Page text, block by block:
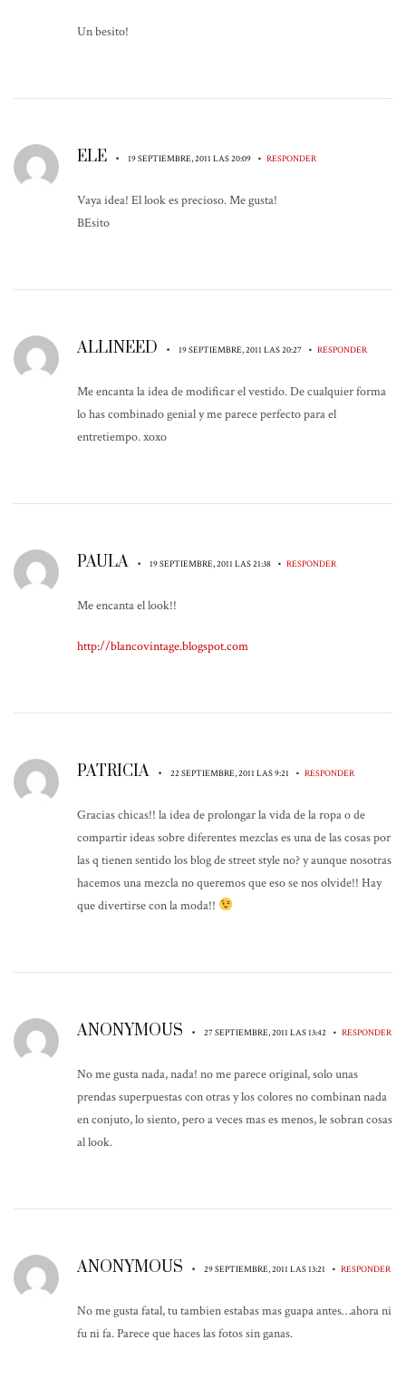
Un besito!
ELE • 19 SEPTIEMBRE, 2011 LAS 20:09 • RESPONDER
Vaya idea! El look es precioso. Me gusta!
BEsito
ALLINEED • 19 SEPTIEMBRE, 2011 LAS 20:27 • RESPONDER
Me encanta la idea de modificar el vestido. De cualquier forma
lo has combinado genial y me parece perfecto para el
entretiempo. xoxo
PAULA • 19 SEPTIEMBRE, 2011 LAS 21:38 • RESPONDER
Me encanta el look!!
http://blancovintage.blogspot.com
PATRICIA • 22 SEPTIEMBRE, 2011 LAS 9:21 • RESPONDER
Gracias chicas!! la idea de prolongar la vida de la ropa o de
compartir ideas sobre diferentes mezclas es una de las cosas por
las q tienen sentido los blog de street style no? y aunque nosotras
hacemos una mezcla no queremos que eso se nos olvide!! Hay
que divertirse con la moda!!
ANONYMOUS • 27 SEPTIEMBRE, 2011 LAS 13:42 • RESPONDER
No me gusta nada, nada! no me parece original, solo unas
prendas superpuestas con otras y los colores no combinan nada
en conjuto, lo siento, pero a veces mas es menos, le sobran cosas
al look.
ANONYMOUS • 29 SEPTIEMBRE, 2011 LAS 13:21 • RESPONDER
No me gusta fatal, tu tambien estabas mas guapa antes…ahora ni
fu ni fa. Parece que haces las fotos sin ganas.